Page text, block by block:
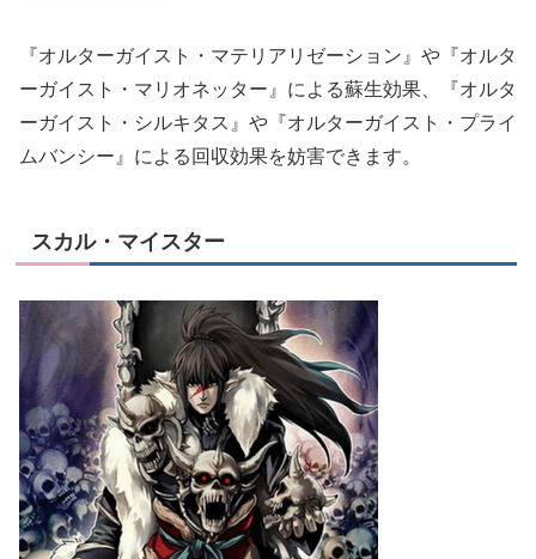
『オルターガイスト・マテリアリゼーション』や『オルタ
ーガイスト・マリオネッター』による蘇生効果、『オルタ
ーガイスト・シルキタス』や『オルターガイスト・プライ
ムバンシー』による回収効果を妨害できます。
スカル・マイスター